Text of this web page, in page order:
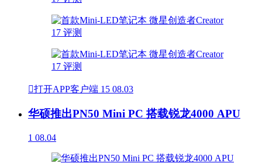
打开APP客户端 15 08.03
华硕推出PN50 Mini PC 搭载锐龙4000 APU
1 08.04